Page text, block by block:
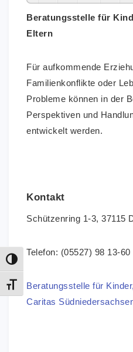
Umschalten auf hohe Kontraste
Schrift vergrößern
Beratungsstelle für
Eltern
Für aufkommende
Familienkonflikte oder
Probleme können in der
Perspektiven und
entwickelt werden.
Kontakt
Schützenring 1-3, 37115
Telefon: (05527) 98 13-60
Beratungsstelle für
Caritas